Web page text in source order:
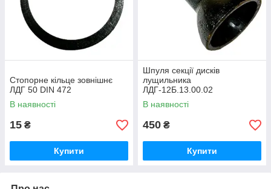
Стопорне кільце зовнішнє
ЛДГ 50 DIN 472
В наявності
15 ₴
Купити
Шпуля секції дисків
лущильника
ЛДГ-12Б.13.00.02
В наявності
450 ₴
Купити